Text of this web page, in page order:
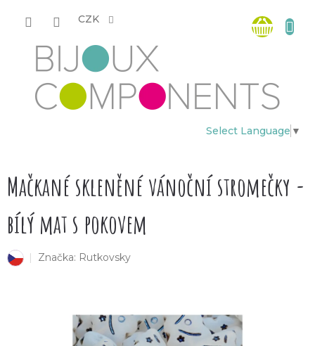
CZK
Select Language ▼
košík
Mačkané skleněné vánoční stromečky -
bílý mat s pokovem
Značka: Rutkovsky